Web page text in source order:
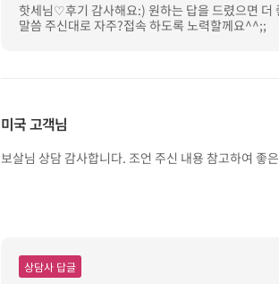
핫세님♡후기 감사해요:) 원하는 답을 드렸으면 더
말씀 주신대로 자주?접속 하도록 노력할께요^^;;
미국고객님
보살님 상담 감사합니다. 조언 주신 내용 참고하여 좋
상담사 답글